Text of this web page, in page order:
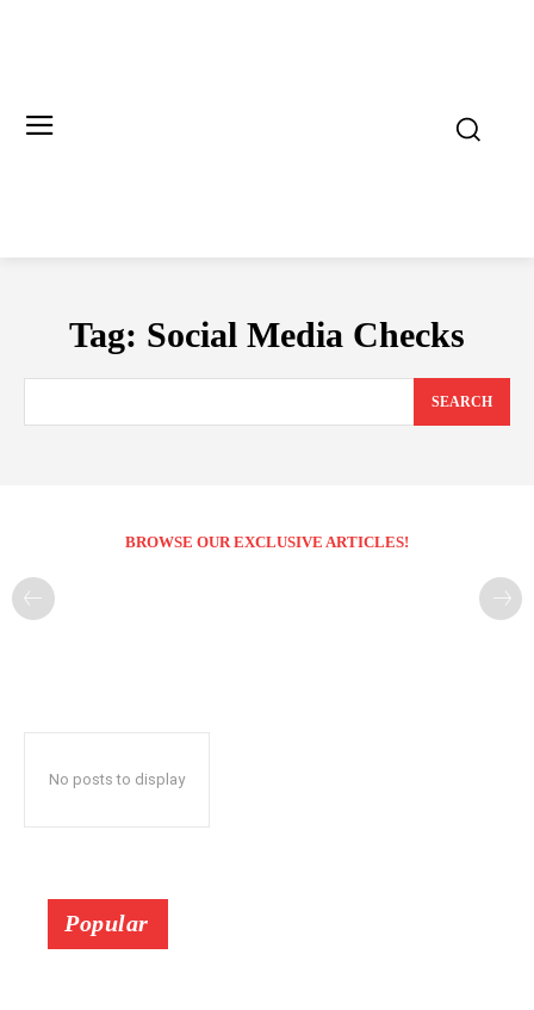
Tag: Social Media Checks
SEARCH
BROWSE OUR EXCLUSIVE ARTICLES!
No posts to display
Popular